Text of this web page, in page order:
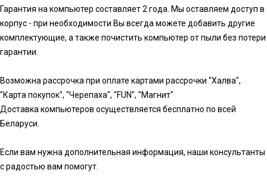
Гарантия на компьютер составляет 2 года. Мы оставляем доступ в
корпус - при необходимости Вы всегда можете добавить другие
комплектующие, а также почистить компьютер от пыли без потери
гарантии.
Возможна рассрочка при оплате картами рассрочки "Халва",
"Карта покупок", "Черепаха", "FUN", "Магнит"
Доставка компьютеров осуществляется бесплатно по всей
Беларуси.
Если вам нужна дополнительная информация, наши консультанты
с радостью вам помогут.